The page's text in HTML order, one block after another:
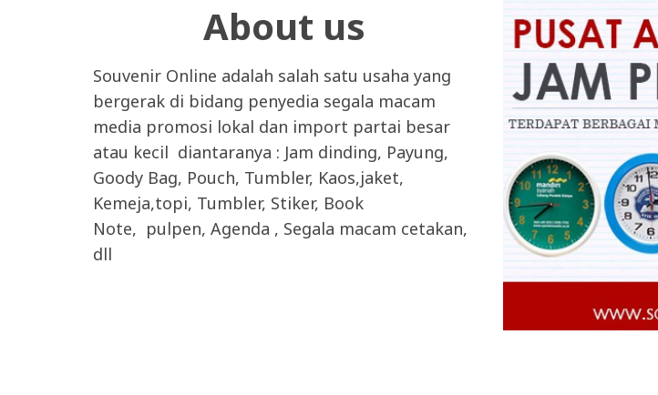
About us
Souvenir Online adalah salah satu usaha yang
bergerak di bidang penyedia segala macam
media promosi lokal dan import partai besar
atau kecil diantaranya : Jam dinding, Payung,
Goody Bag, Pouch, Tumbler, Kaos,jaket,
Kemeja,topi, Tumbler, Stiker, Book
Note, pulpen, Agenda , Segala macam cetakan,
dll